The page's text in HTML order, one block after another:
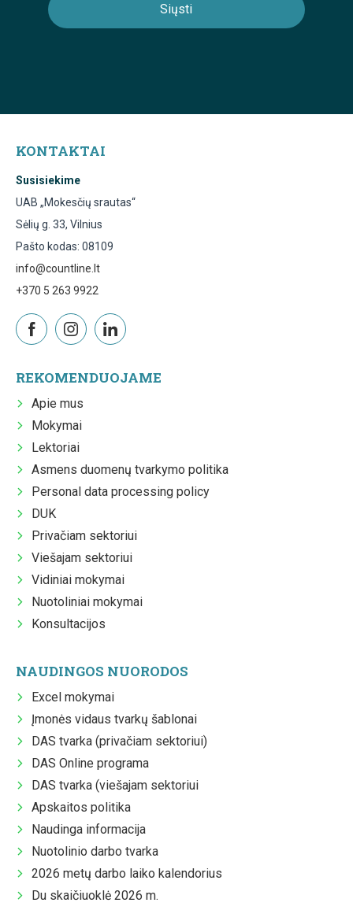
KONTAKTAI
Susisiekime
UAB „Mokesčių srautas“
Sėlių g. 33, Vilnius
Pašto kodas: 08109
info@countline.lt
+370 5 263 9922
REKOMENDUOJAME
Apie mus
Mokymai
Lektoriai
Asmens duomenų tvarkymo politika
Personal data processing policy
DUK
Privačiam sektoriui
Viešajam sektoriui
Vidiniai mokymai
Nuotoliniai mokymai
Konsultacijos
NAUDINGOS NUORODOS
Excel mokymai
Įmonės vidaus tvarkų šablonai
DAS tvarka (privačiam sektoriui)
DAS Online programa
DAS tvarka (viešajam sektoriui
Apskaitos politika
Naudinga informacija
Nuotolinio darbo tvarka
2026 metų darbo laiko kalendorius
Du skaičiuoklė 2026 m.